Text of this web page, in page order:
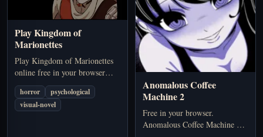
Play Kingdom of
Marionettes
Play Kingdom of Marionettes
online free in your browser
with no download required.
Explore a dark psychological
horror visual novel with
horror
psychological
visual-novel
Anomalous Coffee
Machine 2
Free in your browser.
Anomalous Coffee Machine 2